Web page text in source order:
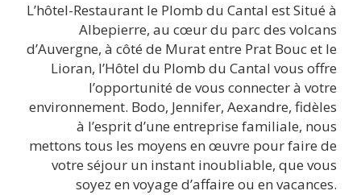
L’hôtel-Restaurant le Plomb du Cantal est Situé à
Albepierre, au cœur du parc des volcans
d’Auvergne, à côté de Murat entre Prat Bouc et le
Lioran, l’Hôtel du Plomb du Cantal vous offre
l’opportunité de vous connecter à votre
environnement. Bodo, Jennifer, Aexandre, fidèles
à l’esprit d’une entreprise familiale, nous
mettons tous les moyens en œuvre pour faire de
votre séjour un instant inoubliable, que vous
soyez en voyage d’affaire ou en vacances.